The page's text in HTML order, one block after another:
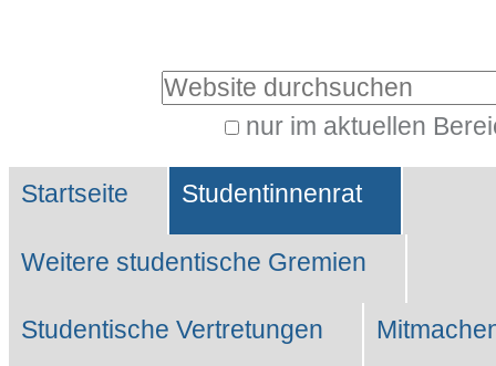
Website durchsuchen
nur im aktuellen
Suche…
Sektionen
Startseite Studentinnenrat
Weitere studentische Gremien
Studentische Vertretungen